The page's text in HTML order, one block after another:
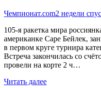
Чемпионат.com2 недели
105-я ракетка мира
американке Саре Бейлек,
в первом круге турнира
Встреча закончилась со
провели на корте 2 ч…
Читать далее